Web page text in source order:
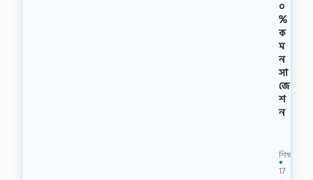
০
%
ক
ম
ন
সা
জে
শ
ন
র্স
২
য়
শিক্ষা
●
17